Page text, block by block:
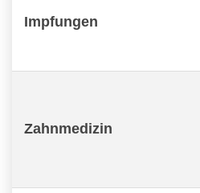
Impfungen
Zahnmedizin